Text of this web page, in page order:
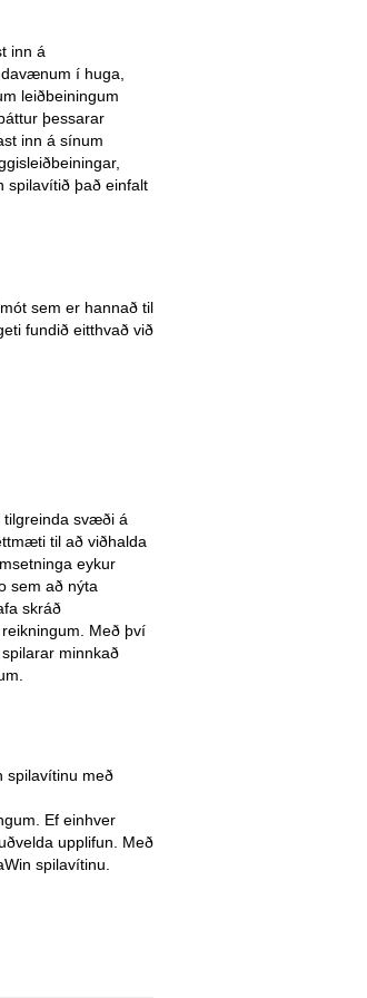
inn á
í huga,
leiðbeiningum
þessarar
inn á sínum
spilavítið það einfalt
sem er hannað til
fundið eitthvað við
tilgreinda svæði á
til að viðhalda
eykur
sem að nýta
skráð
Með því
minnkað
spilavítinu með
Ef einhver
upplifun. Með
spilavítinu.